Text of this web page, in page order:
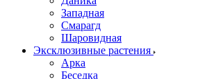
Западная
Смарагд
Шаровидная
Эксклюзивные растения
Арка
Беседка